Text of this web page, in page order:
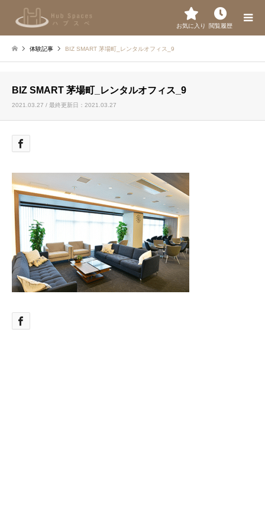
お気に入り 閲覧履歴
体験記事 BIZ SMART 茅場町_レンタルオフィス_9
BIZ SMART 茅場町_レンタルオフィス_9
2021.03.27 / 最終更新日：2021.03.27